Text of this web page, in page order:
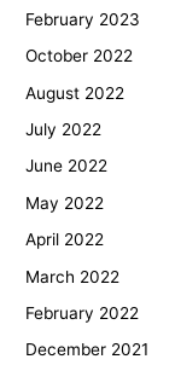
February 2023
October 2022
August 2022
July 2022
June 2022
May 2022
April 2022
March 2022
February 2022
December 2021